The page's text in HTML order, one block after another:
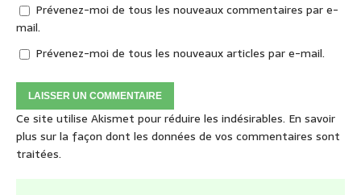
Prévenez-moi de tous les nouveaux commentaires par e-
mail.
Prévenez-moi de tous les nouveaux articles par e-mail.
Ce site utilise Akismet pour réduire les indésirables. En savoir
plus sur la façon dont les données de vos commentaires sont
traitées.